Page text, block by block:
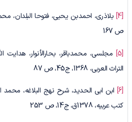
[4]
ص 167
[5]
مجلسی، محمدباقر، بحارالأنوار، هدایت
التراث العربی، 1368، ج45، ص 87
[6]
ابن ابی الحدید، شرح نهج البلاغه، محمد
کتب عربیه، 1378ق، ج14، ص 253